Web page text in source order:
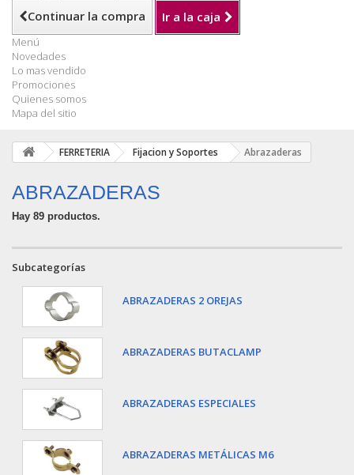
Continuar la compra Ir a la caja
Menú
Novedades
Lo mas vendido
Promociones
Quienes somos
Mapa del sitio
FERRETERIA Fijacion y Soportes Abrazaderas
ABRAZADERAS
Hay 89 productos.
Subcategorías
ABRAZADERAS 2 OREJAS
ABRAZADERAS BUTACLAMP
ABRAZADERAS ESPECIALES
ABRAZADERAS METÁLICAS M6